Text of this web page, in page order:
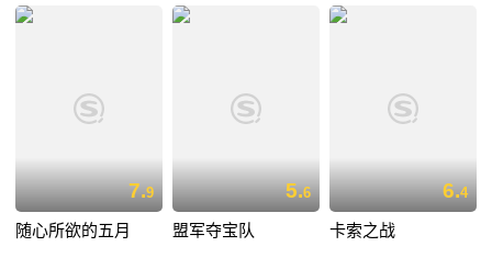
7.9
随心所欲的五月
5.6
盟军夺宝队
6.4
卡索之战